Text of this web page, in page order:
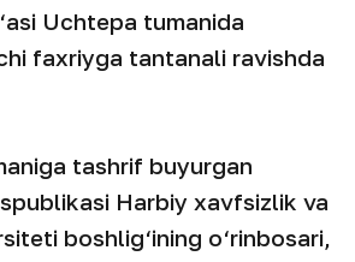
Uchtepa tumanida
faxriyga tantanali ravishda
tashrif buyurgan
Harbiy xavfsizlik va
boshlig‘ining o‘rinbosari,